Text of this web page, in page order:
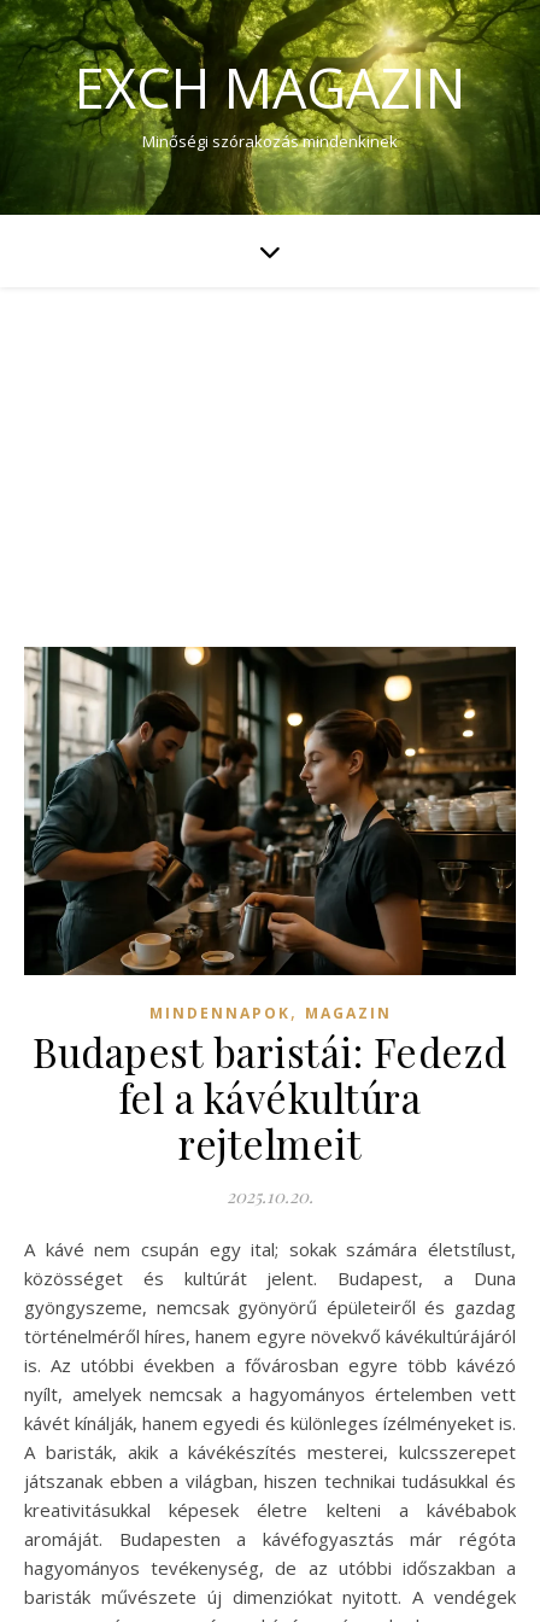
EXCH MAGAZIN
Minőségi szórakozás mindenkinek
MINDENNAPOK, MAGAZIN
Budapest baristái: Fedezd
fel a kávékultúra
rejtelmeit
2025.10.20.
A kávé nem csupán egy ital; sokak számára életstílust,
közösséget és kultúrát jelent. Budapest, a Duna
gyöngyszeme, nemcsak gyönyörű épületeiről és gazdag
történelméről híres, hanem egyre növekvő kávékultúrájáról
is. Az utóbbi években a fővárosban egyre több kávézó
nyílt, amelyek nemcsak a hagyományos értelemben vett
kávét kínálják, hanem egyedi és különleges ízélményeket is.
A baristák, akik a kávékészítés mesterei, kulcsszerepet
játszanak ebben a világban, hiszen technikai tudásukkal és
kreativitásukkal képesek életre kelteni a kávébabok
aromáját. Budapesten a kávéfogyasztás már régóta
hagyományos tevékenység, de az utóbbi időszakban a
baristák művészete új dimenziókat nyitott. A vendégek